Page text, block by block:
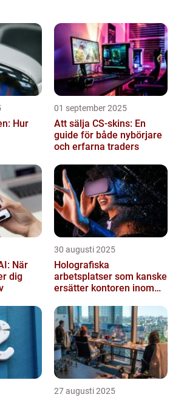
Hur
01 september 2025
Att sälja CS-skins: En
guide för både nybörjare
och erfarna traders
När
dig
30 augusti 2025
Holografiska
arbetsplatser som kanske
ersätter kontoren inom
27 augusti 2025